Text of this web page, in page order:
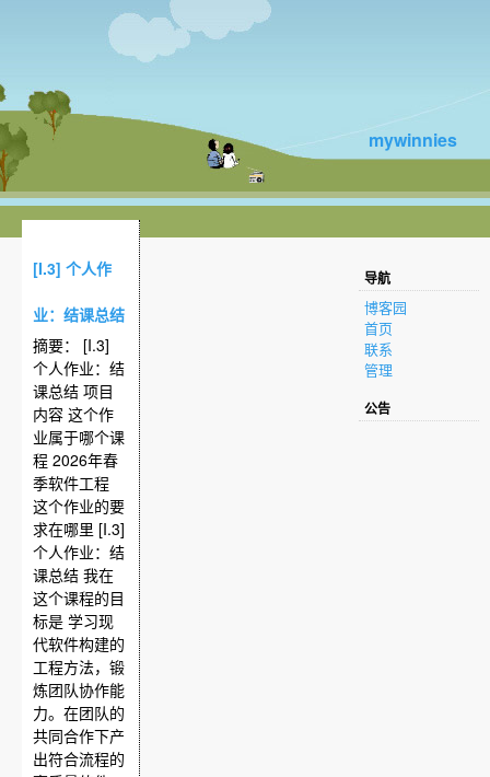
mywinnies
[I.3] 个人作
业：结课总结
摘要： [I.3]
个人作业：结
课总结 项目
内容 这个作
业属于哪个课
程 2026年春
季软件工程
这个作业的要
求在哪里 [I.3]
个人作业：结
课总结 我在
这个课程的目
标是 学习现
代软件构建的
工程方法，锻
炼团队协作能
力。在团队的
共同合作下产
出符合流程的
导航
博客园
首页
联系
管理
公告